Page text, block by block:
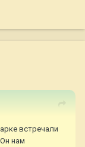
встречали
нам